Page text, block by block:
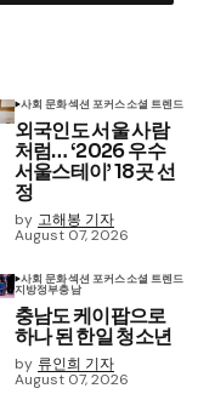
사회 문화섹션 포커스소셜 트렌드
외국인도 서울 사람
처럼… ‘2026 우수
서울스테이’ 18곳 선
정
by 고해봉 기자
August 07, 2026
사회 문화섹션 포커스소셜 트렌드
지방정부충남
충남도 케이팝으로
하나 된 한일 청소년
by 류인희 기자
August 07, 2026